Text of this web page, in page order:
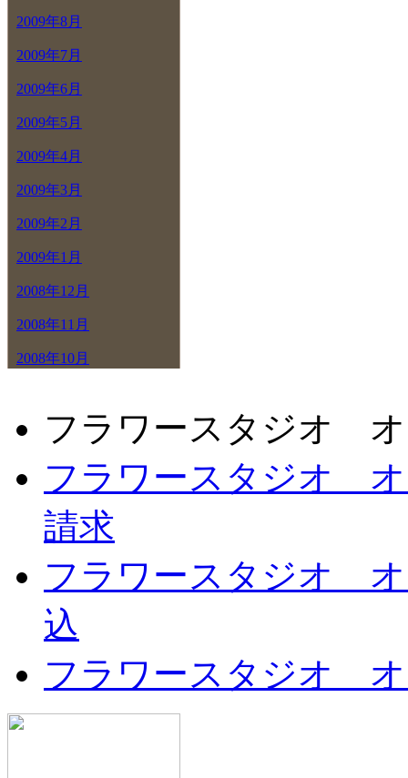
2009年8月
2009年7月
2009年6月
2009年5月
2009年4月
2009年3月
2009年2月
2009年1月
2008年12月
2008年11月
2008年10月
フラワースタジオ
フラワースタジオ オ
請求
フラワースタジオ
込
フラワースタジオ